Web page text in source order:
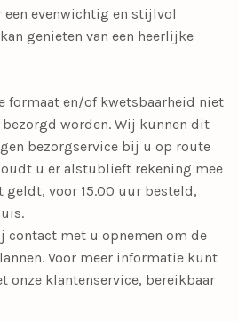
evenwichtig en stijlvol
genieten van een heerlijke
formaat en/of kwetsbaarheid niet
worden. Wij kunnen dit
bezorgservice bij u op route
u er alstublieft rekening mee
voor 15.00 uur besteld,
contact met u opnemen om de
Voor meer informatie kunt
onze klantenservice, bereikbaar